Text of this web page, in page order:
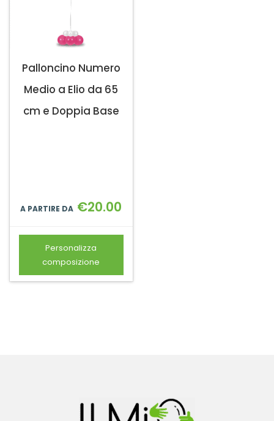
Palloncino Numero
Medio a Elio da 65
cm e Doppia Base
A PARTIRE DA €20.00
Personalizza
composizione